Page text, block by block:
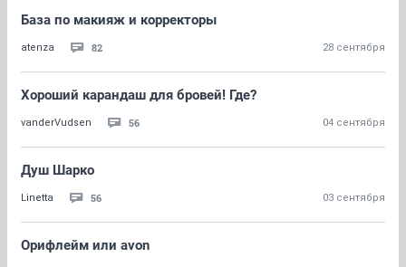
База по макияж и корректоры
atenza 82 28 сентября
Хороший карандаш для бровей! Где?
vanderVudsen 56 04 сентября
Душ Шарко
Linetta 56 03 сентября
Орифлейм или avon